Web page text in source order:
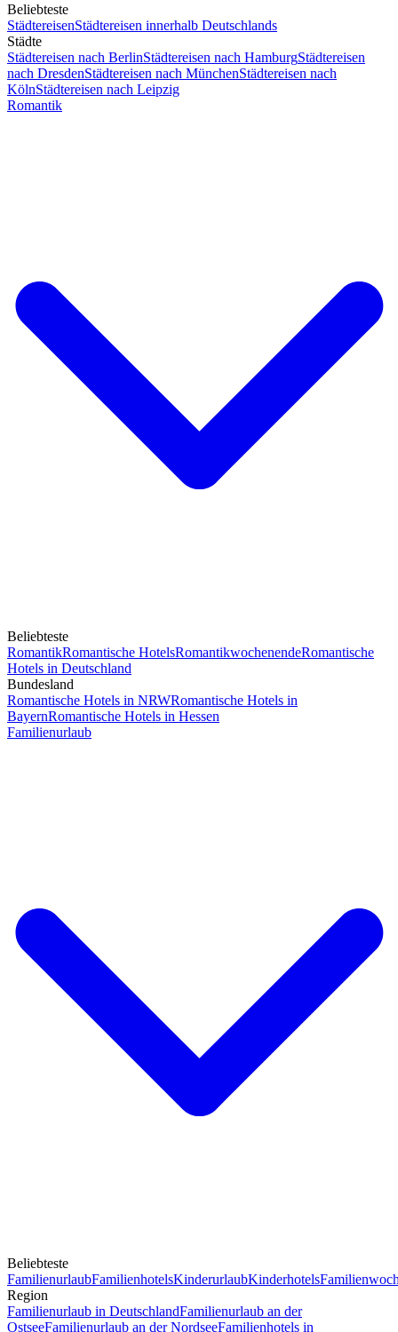
Beliebteste
StädtereisenStädtereisen innerhalb Deutschlands
Städte
Städtereisen nach BerlinStädtereisen nach HamburgStädtereisen
nach DresdenStädtereisen nach MünchenStädtereisen nach
KölnStädtereisen nach Leipzig
Romantik
Beliebteste
RomantikRomantische HotelsRomantikwochenendeRomantische
Hotels in Deutschland
Bundesland
Romantische Hotels in NRWRomantische Hotels in
BayernRomantische Hotels in Hessen
Familienurlaub
Beliebteste
FamilienurlaubFamilienhotelsKinderurlaubKinderhotels
Region
Familienurlaub in DeutschlandFamilienurlaub an der
OstseeFamilienurlaub an der NordseeFamilienhotels in